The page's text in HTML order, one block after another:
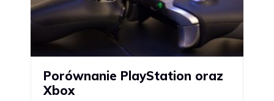
Porównanie PlayStation oraz
Xbox